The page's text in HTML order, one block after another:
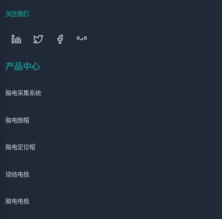
关注我们
产品中心
脑电采集系统
脑电图帽
脑电定位帽
烧结电极
脑电电极